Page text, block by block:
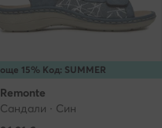
още 15% Код: SUMMER
Remonte
Сандали · Син